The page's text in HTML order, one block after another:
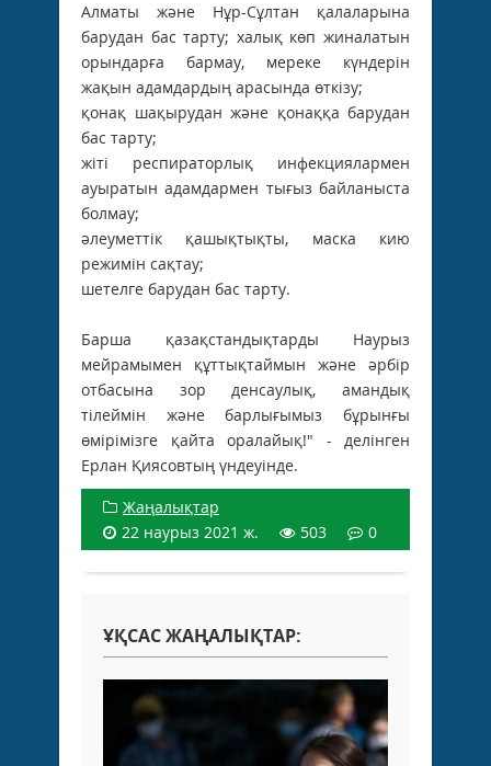
Алматы және Нұр-Сұлтан қалаларына
барудан бас тарту; халық көп жиналатын
орындарға бармау, мереке күндерін
жақын адамдардың арасында өткізу;
қонақ шақырудан және қонаққа барудан
бас тарту;
жіті респираторлық инфекциялармен
ауыратын адамдармен тығыз байланыста
болмау;
әлеуметтік қашықтықты, маска кию
режимін сақтау;
шетелге барудан бас тарту.
Барша қазақстандықтарды Наурыз
мейрамымен құттықтаймын және әрбір
отбасына зор денсаулық, амандық
тілеймін және барлығымыз бұрынғы
өмірімізге қайта оралайық!" - делінген
Ерлан Қиясовтың үндеуінде.
Жаңалықтар
22 наурыз 2021 ж.
503 0
ҰҚСАС ЖАҢАЛЫҚТАР: